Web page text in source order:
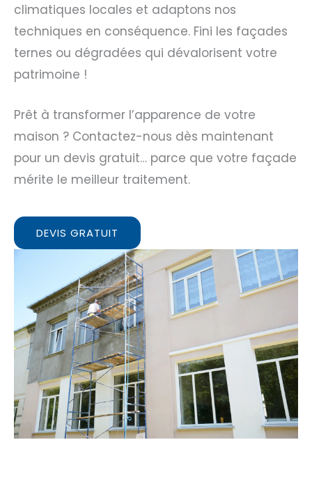
climatiques locales et adaptons nos
techniques en conséquence. Fini les façades
ternes ou dégradées qui dévalorisent votre
patrimoine !
Prêt à transformer l’apparence de votre
maison ? Contactez-nous dès maintenant
pour un devis gratuit… parce que votre façade
mérite le meilleur traitement.
DEVIS GRATUIT